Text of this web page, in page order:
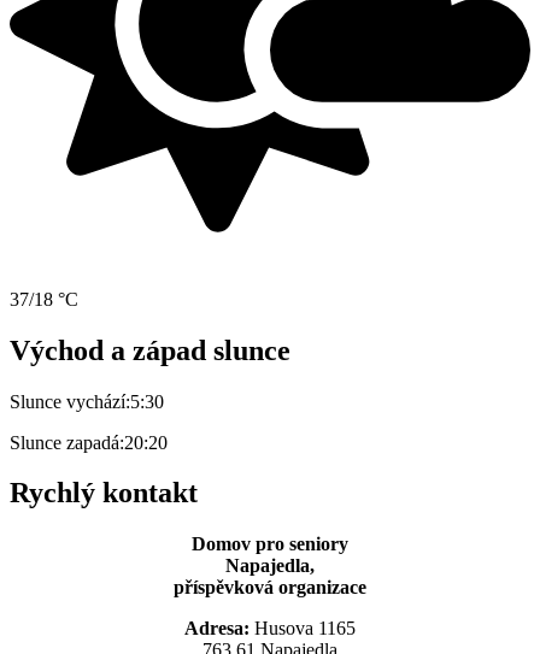
37/18 °C
Východ a západ slunce
Slunce vychází:5:30
Slunce zapadá:20:20
Rychlý kontakt
Domov pro seniory
Napajedla,
příspěvková organizace
Adresa: Husova 1165